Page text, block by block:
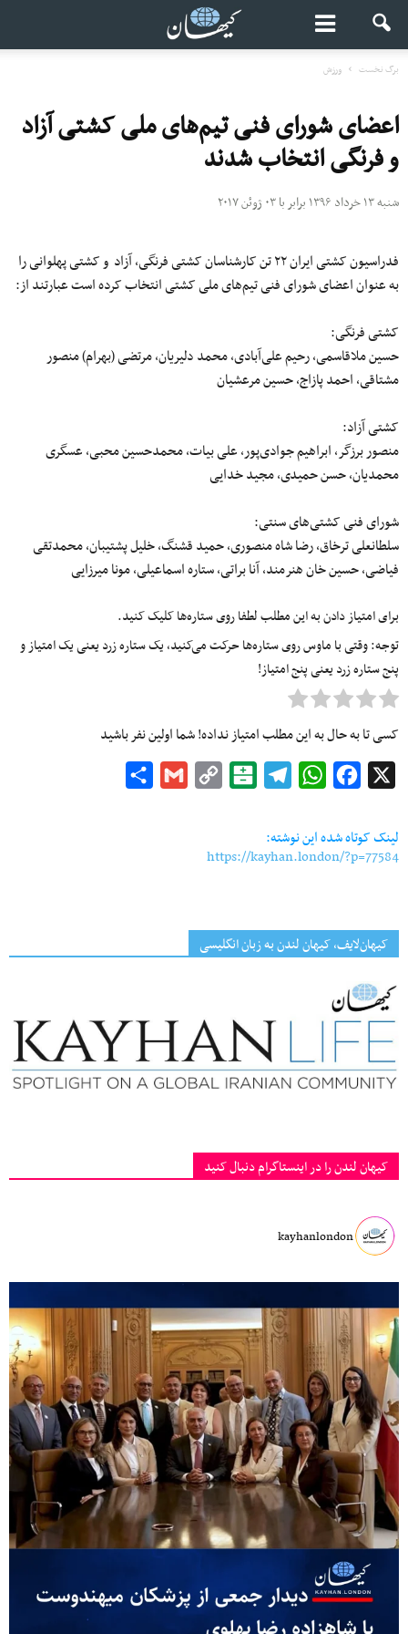
برگ نخست ورزش
اعضای شورای فنی تیم‌های ملی کشتی آزاد
و فرنگی انتخاب شدند
شنبه ۱۳ خرداد ۱۳۹۶ برابر با ۰۳ ژوئن ۲۰۱۷
فدراسیون کشتی ایران ۲۲ تن کارشناسان کشتی فرنگی، آزاد و کشتی پهلوانی را
به عنوان اعضای شورای فنی تیم‌های ملی کشتی انتخاب کرده است عبارتند از:
کشتی فرنگی:
حسین ملاقاسمی، رحیم علی‌آبادی، محمد دلیریان، مرتضی (بهرام) منصور
مشتاقی، احمد پازاج، حسین مرعشیان
کشتی آزاد:
منصور برزگر، ابراهیم جوادی‌پور، علی بیات، محمدحسین محبی، عسگری
محمدیان، حسن حمیدی، مجید خدایی
شورای فنی کشتی‌های سنتی:
سلطانعلی ترخاق، رضا شاه منصوری، حمید قشنگ، خلیل پشتیبان، محمدتقی
فیاضی، حسین خان هنرمند، آنا براتی، ستاره اسماعیلی، مونا میرزایی
برای امتیاز دادن به این مطلب لطفا روی ستاره‌ها کلیک کنید.
توجه: وقتی با ماوس روی ستاره‌ها حرکت می‌کنید، یک ستاره زرد یعنی یک امتیاز و
پنج ستاره زرد یعنی پنج امتیاز!
کسی تا به حال به این مطلب امتیاز نداده! شما اولین نفر باشید
Facebook
WhatsApp
Telegram
Balatarin
Copy
Gmail
لینک کوتاه شده این نوشته:
https://kayhan.london/?p=77584
کیهان‌لایف، کیهان لندن به زبان انگلیسی
کیهان لندن را در اینستاگرام دنبال کنید
kayhanlondon